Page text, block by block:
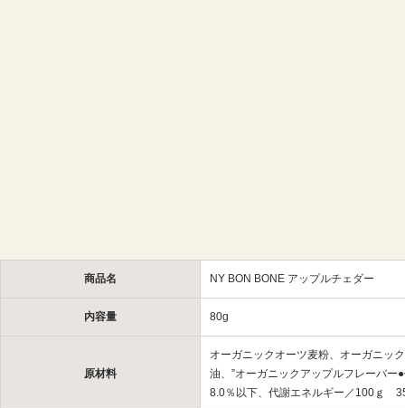
商品名 NY BON BONE アップルチェダー
内容量 80g
原材料
オーガニックオーツ麦粉、オーガニッ
油、”オーガニックアップルフレーバ
8.0％以下、代謝エネルギー／100ｇ